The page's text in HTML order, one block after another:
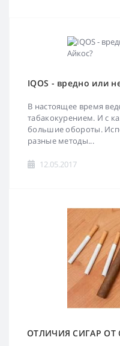
IQOS - вредно или
В настоящее время
табакокурением. И с
большие обороты.
разные методы...
12.05.2017
ОТЛИЧИЯ СИГАР ОТ